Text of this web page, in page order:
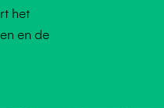
het
en de